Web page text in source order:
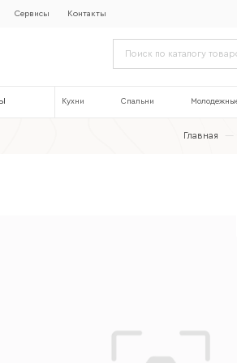
Сервисы Контакты
Кухни Спальни
Главная —